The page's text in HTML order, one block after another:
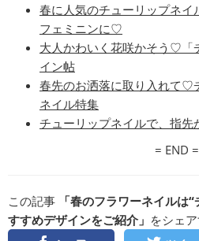
春に人気のチューリップネ
フェミニンに♡
大人かわいく花咲かそう♡「
イン帖
春先のお洒落に取り入れて♡
ネイル特集
チューリップネイルで、指
= END =
この記事
「春のフラワーネイルは
すすめデザインをご紹介」 をシェ